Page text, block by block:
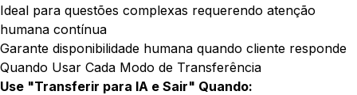
Ideal para questões complexas requerendo atenção
humana contínua
Garante disponibilidade humana quando cliente responde
Quando Usar Cada Modo de Transferência
Use "Transferir para IA e Sair" Quando: